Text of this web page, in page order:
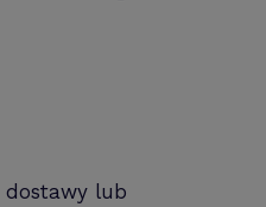
dostawy lub